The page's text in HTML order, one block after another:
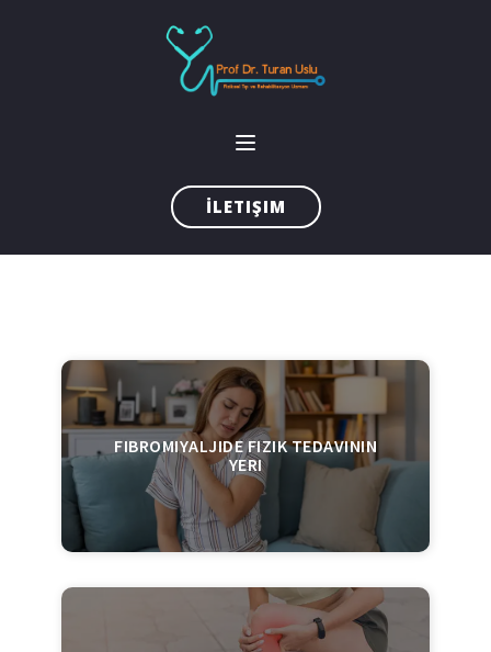
İLETIŞIM
FIBROMIYALJIDE FIZIK TEDAVININ
YERI